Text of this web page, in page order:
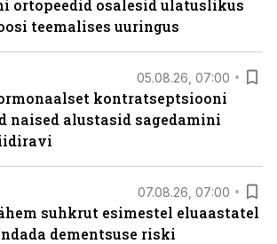
ortopeedid osalesid ulatuslikus
teemalises uuringus
05.08.26, 07:00
kontratseptsiooni
naised alustasid sagedamini
07.08.26, 07:00
suhkrut esimestel eluaastatel
dementsuse riski